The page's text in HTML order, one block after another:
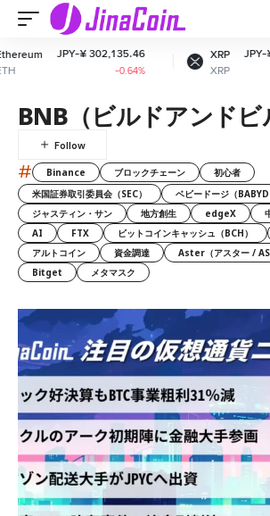
¥ 302,135.46
XRP
XRP
JPY-¥ 164.03
-3.31%
BNB（ビルドアンドビ
# Binance ブロックチェーン
初心者
米国証券取引委員会（SEC）
ベビードージ（
ジャスティン・サン
地方創生 edgeX
AI
FTX ビットコインキャッシュ（BCH）
アルトコイン
資金調達 Aster（アスター /
Bitget
メタマスク